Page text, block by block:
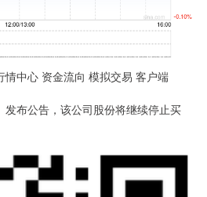
中心 资金流向 模拟交易 客户端
布公告，该公司股份将继续停止买